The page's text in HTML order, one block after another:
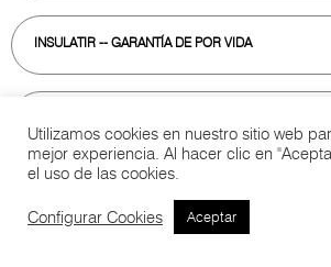
INSULATIR -- GARANTÍA DE POR VIDA
Utilizamos cookies en nuestro sitio web
mejor experiencia. Al hacer clic en
el uso de las cookies.
Configurar Cookies Aceptar